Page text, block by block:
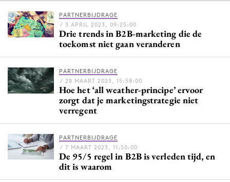
Menu
9 sept: GenAI-training
12 nov: MarketingLive!
Events
Opleidingen
Vacatures
PARTNERBIJDRAGE
/ 3 APRIL 2023, 09:25:00
Drie trends in B2B-marketing die de
toekomst niet gaan veranderen
PARTNERBIJDRAGE
/ 28 MAART 2023, 15:58:00
Hoe het ‘all weather-principe’ ervoor
zorgt dat je marketingstrategie niet
verregent
PARTNERBIJDRAGE
/ 7 MAART 2023, 11:50:00
De 95/5 regel in B2B is verleden tijd, en
dit is waarom